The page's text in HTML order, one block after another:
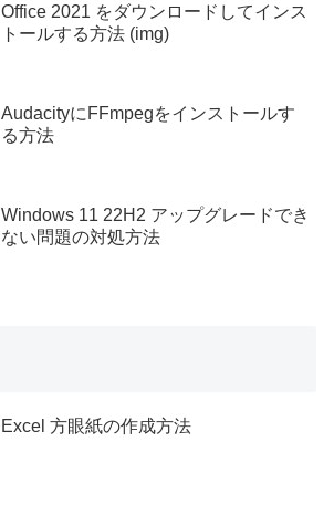
Office 2021 をダウンロードしてインス
トールする方法 (img)
AudacityにFFmpegをインストールす
る方法
Windows 11 22H2 アップグレードでき
ない問題の対処方法
Excel 方眼紙の作成方法